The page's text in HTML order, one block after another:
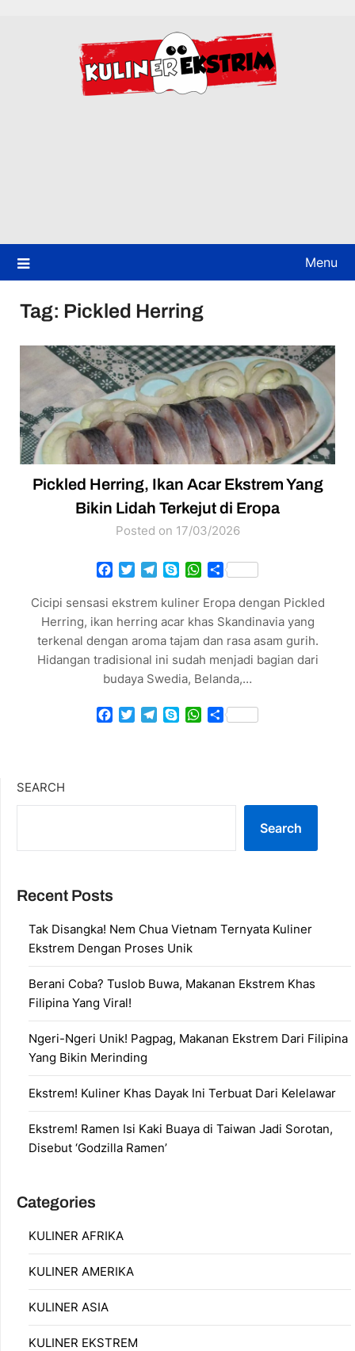
Menu
Tag: Pickled Herring
Pickled Herring, Ikan Acar Ekstrem Yang
Bikin Lidah Terkejut di Eropa
Posted on 17/03/2026
Facebook
TwitterTelegram
SkypeWhatsApp
Share
Cicipi sensasi ekstrem kuliner Eropa dengan Pickled
Herring, ikan herring acar khas Skandinavia yang
terkenal dengan aroma tajam dan rasa asam gurih.
Hidangan tradisional ini sudah menjadi bagian dari
budaya Swedia, Belanda,…
Facebook
TwitterTelegram
SkypeWhatsApp
Share
SEARCH
Search
Recent Posts
Tak Disangka! Nem Chua Vietnam Ternyata Kuliner
Ekstrem Dengan Proses Unik
Berani Coba? Tuslob Buwa, Makanan Ekstrem Khas
Filipina Yang Viral!
Ngeri-Ngeri Unik! Pagpag, Makanan Ekstrem Dari Filipina
Yang Bikin Merinding
Ekstrem! Kuliner Khas Dayak Ini Terbuat Dari Kelelawar
Ekstrem! Ramen Isi Kaki Buaya di Taiwan Jadi Sorotan,
Disebut ‘Godzilla Ramen’
Categories
KULINER AFRIKA
KULINER AMERIKA
KULINER ASIA
KULINER EKSTREM